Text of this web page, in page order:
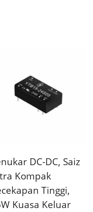
DC-DC, Saiz
Kompak
Tinggi,
Kuasa Keluar